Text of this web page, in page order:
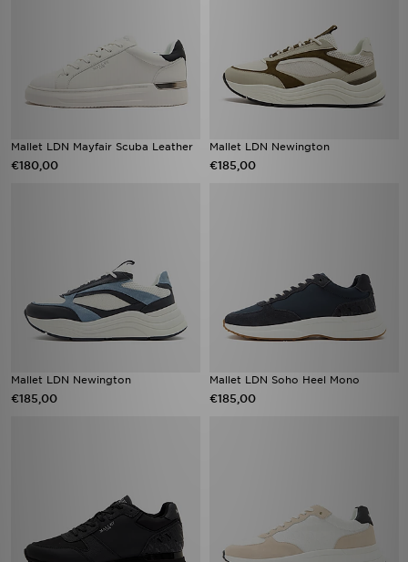
Mallet LDN Mayfair Scuba Leather
€180,00
Mallet LDN Newington
€185,00
Mallet LDN Newington
€185,00
Mallet LDN Soho Heel Mono
€185,00